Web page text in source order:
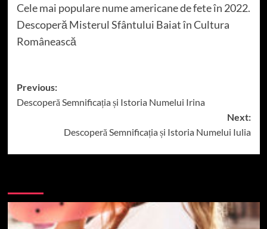
Cele mai populare nume americane de fete în 2022.
Descoperă Misterul Sfântului Baiat în Cultura
Românească
Post
navigation
Previous:
Descoperă Semnificația și Istoria Numelui Irina
Next:
Descoperă Semnificația și Istoria Numelui Iulia